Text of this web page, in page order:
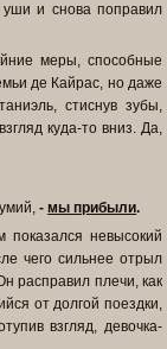
уши и снова поправил
меры, способные
де Кайрас, но даже
стиснув зубы,
куда-то вниз. Да,
-мы прибыли.
показался невысокий
чего сильнее отрыл
расправил плечи, как
от долгой поездки,
взгляд, девочка-